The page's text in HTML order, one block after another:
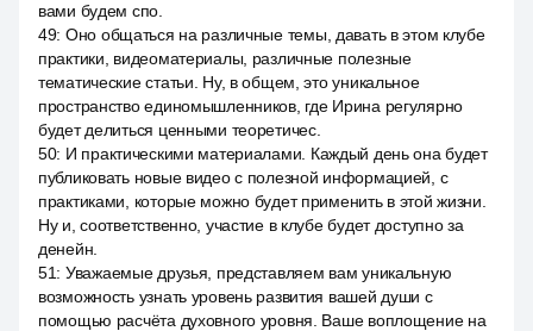
вами будем спо.
49: Оно общаться на различные темы, давать в этом клубе
практики, видеоматериалы, различные полезные
тематические статьи. Ну, в общем, это уникальное
пространство единомышленников, где Ирина регулярно
будет делиться ценными теоретичес.
50: И практическими материалами. Каждый день она будет
публиковать новые видео с полезной информацией, с
практиками, которые можно будет применить в этой жизни.
Ну и, соответственно, участие в клубе будет доступно за
денейн.
51: Уважаемые друзья, представляем вам уникальную
возможность узнать уровень развития вашей души с
помощью расчёта духовного уровня. Ваше воплощение на